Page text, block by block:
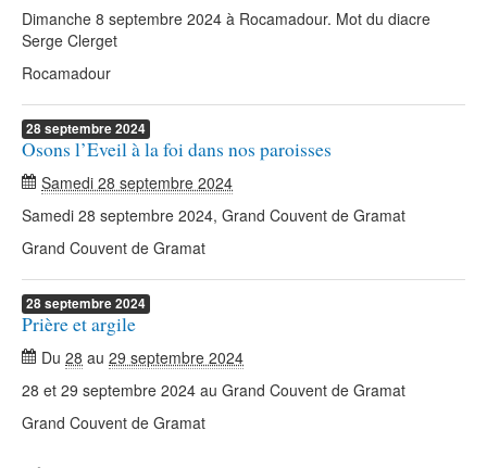
Dimanche 8 septembre 2024 à Rocamadour. Mot du diacre
Serge Clerget
Rocamadour
28septembre2024
Osons l’Eveil à la foi dans nos paroisses
Samedi 28 septembre 2024
Samedi 28 septembre 2024, Grand Couvent de Gramat
Grand Couvent de Gramat
28septembre2024
Prière et argile
Du 28 au 29 septembre 2024
28 et 29 septembre 2024 au Grand Couvent de Gramat
Grand Couvent de Gramat